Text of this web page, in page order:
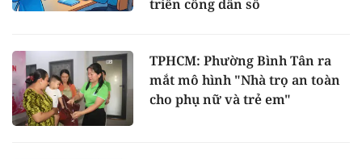
triển công dân số
TPHCM: Phường Bình Tân ra
mắt mô hình "Nhà trọ an toàn
cho phụ nữ và trẻ em"